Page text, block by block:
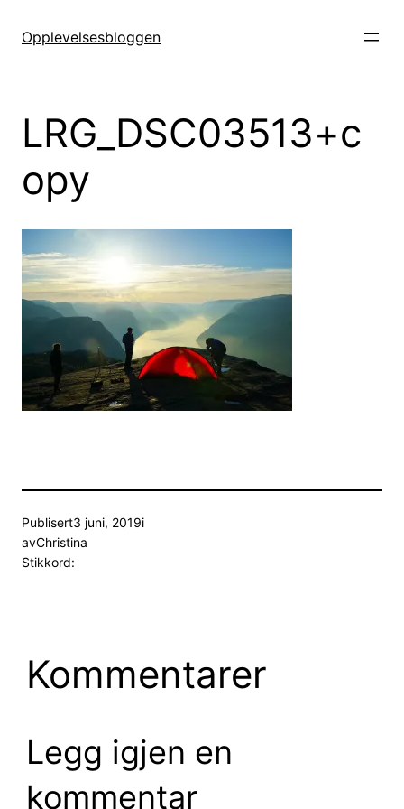
Opplevelsesbloggen
LRG_DSC03513+c
opy
Publisert3 juni, 2019i
avChristina
Stikkord:
Kommentarer
Legg igjen en
kommentar